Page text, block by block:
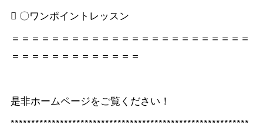
 〇ワンポイントレッスン
＝＝＝＝＝＝＝＝＝＝＝＝＝＝＝＝＝＝＝＝＝＝＝＝
＝＝＝＝＝＝＝＝＝＝＝＝＝
是非ホームページをご覧ください！
**********************************************************